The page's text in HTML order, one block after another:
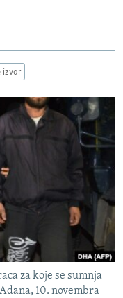
izvor
za koje se sumnja
10. novembra